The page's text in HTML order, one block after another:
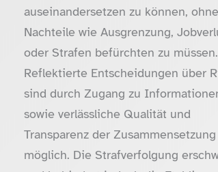
auseinandersetzen zu können, ohne
Nachteile wie Ausgrenzung,
oder Strafen befürchten zu müssen.
Reflektierte Entscheidungen über
sind durch Zugang zu
sowie verlässliche Qualität und
Transparenz der Zusammensetzung
möglich. Die Strafverfolgung